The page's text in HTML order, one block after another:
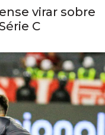
virar sobre
C